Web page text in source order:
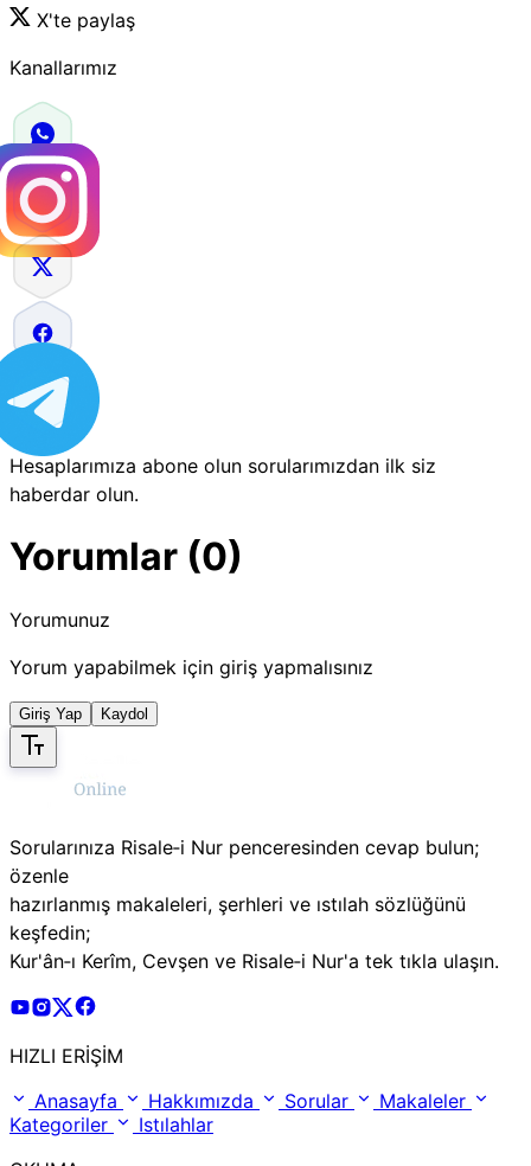
X'te paylaş
Kanallarımız
Hesaplarımıza abone olun sorularımızdan ilk siz
haberdar olun.
Yorumlar (0)
Yorumunuz
Yorum yapabilmek için giriş yapmalısınız
Giriş Yap Kaydol
Sorularınıza Risale‑i Nur penceresinden cevap bulun;
özenle
hazırlanmış makaleleri, şerhleri ve ıstılah sözlüğünü
keşfedin;
Kur'ân‑ı Kerîm, Cevşen ve Risale‑i Nur'a tek tıkla ulaşın.
Risale Online Youtube Hesabı
Risale Online Instagram Hesabı
Risale Online X Hesabı
HIZLI ERİŞİM
Anasayfa
Hakkımızda Sorular
Makaleler
Kategoriler
Istılahlar